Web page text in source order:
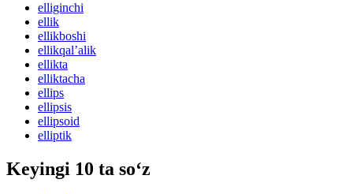
elliginchi
ellik
ellikboshi
ellikqalʼalik
ellikta
elliktacha
ellips
ellipsis
ellipsoid
elliptik
Keyingi 10 ta so‘z